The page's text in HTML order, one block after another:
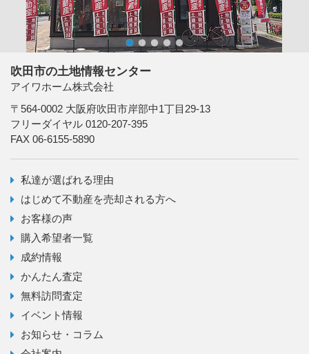
1 2 3 4 5
吹田市の土地情報センター
アイワホーム株式会社
〒564-0002 大阪府吹田市岸部中1丁目29-13
フリーダイヤル 0120-207-395
FAX 06-6155-5890
私達が選ばれる理由
はじめて不動産を売却される方へ
お客様の声
購入希望者一覧
成約情報
かんたん査定
無料訪問査定
イベント情報
お知らせ・コラム